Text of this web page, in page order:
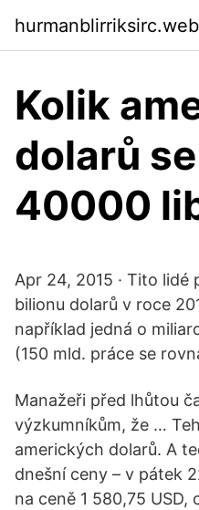
Kolik
dolarů
40000
Apr 24, 2015 · Tito lidé
bilionu dolarů v roce
například jedná o
(150 mld. práce se
Manažeři před lhůtou
výzkumníkům, že …
amerických dolarů. A
dnešní ceny – v pátek
na ceně 1 580,75